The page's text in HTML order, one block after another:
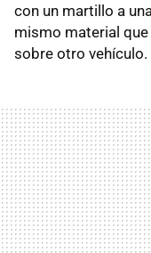
con un martillo a
mismo material que
sobre otro vehículo.